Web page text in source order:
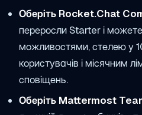
Оберіть Rocket.Chat
переросли Starter і
можливостями, стелею у
користувачів і місячним
сповіщень.
Оберіть Mattermost